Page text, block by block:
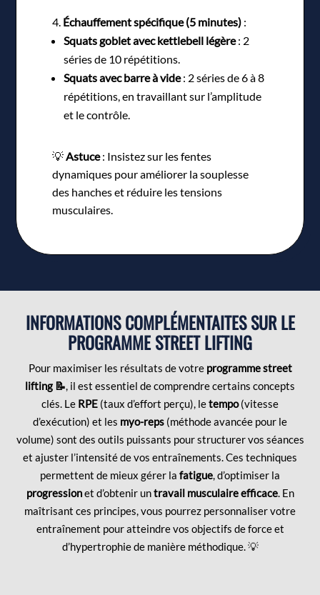
Échauffement spécifique (5 minutes) :
Squats goblet avec kettlebell légère: 2
séries de 10 répétitions.
Squats avec barre à vide: 2 séries de 6 à 8
répétitions, en travaillant sur l’amplitude
et le contrôle.
💡 Astuce: Insistez sur les fentes
dynamiques pour améliorer la souplesse
des hanches et réduire les tensions
musculaires.
INFORMATIONS COMPLÉMENTAITES SUR LE
PROGRAMME STREET LIFTING
Pour maximiser les résultats de votre programme street
lifting 📝, il est essentiel de comprendre certains concepts
clés. Le RPE (taux d’effort perçu), letempo(vitesse
d’exécution) et les myo-reps (méthode avancée pour le
volume) sont des outils puissants pour structurer vos séances
et ajuster l’intensité de vos entraînements. Ces techniques
permettent de mieux gérer la fatigue, d’optimiser la
progressionet d’obtenir untravail musculaire efficace. En
maîtrisant ces principes, vous pourrez personnaliser votre
entraînement pour atteindre vos objectifs de force et
d’hypertrophie de manière méthodique. 💡